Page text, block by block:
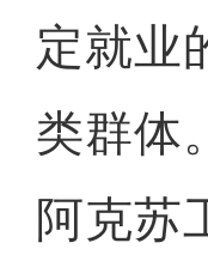
定就业
类群体
阿克苏